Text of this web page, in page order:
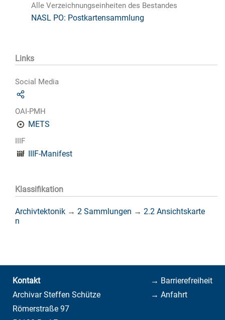
Alle Verzeichnungseinheiten des Bestandes
NASL PO: Postkartensammlung
Links
Social Media
OAI-PMH
METS
IIIF
IIIF-Manifest
Klassifikation
Archivtektonik → 2 Sammlungen → 2.2 Ansichtskarte
n
→ Barrierefreiheit
→ Anfahrt
Kontakt
Archivar Steffen Schütze
Römerstraße 97